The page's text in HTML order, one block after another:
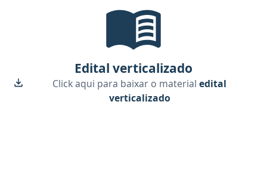
Edital verticalizado
Click aqui para baixar o materialedital
verticalizado